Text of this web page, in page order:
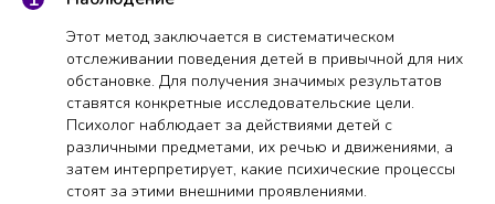
Этот метод заключается в систематическом
отслеживании поведения детей в привычной для них
обстановке. Для получения значимых результатов
ставятся конкретные исследовательские цели.
Психолог наблюдает за действиями детей с
различными предметами, их речью и движениями, а
затем интерпретирует, какие психические процессы
стоят за этими внешними проявлениями.